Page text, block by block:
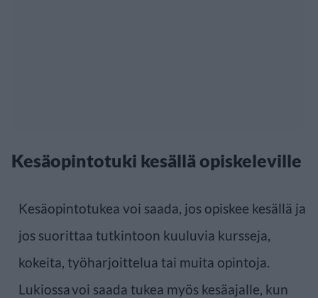
Kesäopintotuki kesällä opiskeleville
Kesäopintotukea voi saada, jos opiskee kesällä ja
jos suorittaa tutkintoon kuuluvia kursseja,
kokeita, työharjoittelua tai muita opintoja.
Lukiossa voi saada tukea myös kesäajalle, kun